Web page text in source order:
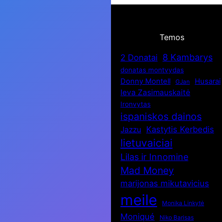
Temos
2 Donatai 8 Kambarys
donatas montvydas
Donny Montell GJan Husarai
Ieva Zasimauskaitė
Ironvytas
ispaniskos dainos
Jazzu Kastytis Kerbedis
lietuvaiciai
Lilas ir Innomine
Mad Money
marijonas mikutavicius
meile Monika Linkytė
Moniqué Niko Barisas